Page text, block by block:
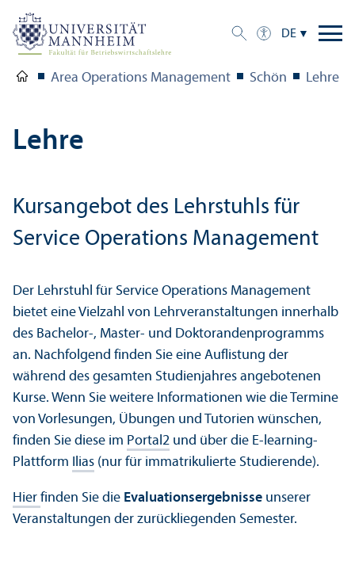
DE
Area Operations Management Schön Lehre
Lehre
Kursangebot des Lehr­stuhls für
Service Operations Management
Der Lehr­stuhl für Service Operations Management
bietet eine Vielzahl von Lehr­veranstaltungen innerhalb
des Bachelor-, Master- und Doktoranden­programms
an. Nachfolgend finden Sie eine Auflistung der
während des gesamten Studien­jahres angebotenen
Kurse. Wenn Sie weitere Informationen wie die Termine
von Vorlesungen, Übungen und Tutorien wünschen,
finden Sie diese im Portal2 und über die E-learning-
Plattform
Ilias (nur für immatrikulierte Studierende).
Hier finden Sie die Evaluations­ergebnisse unserer
Veranstaltungen der zurückliegenden Semester.